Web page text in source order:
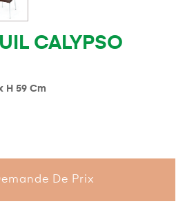
CALYPSO
H 59 Cm
De Prix